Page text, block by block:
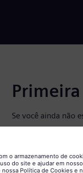
Se você ainda não